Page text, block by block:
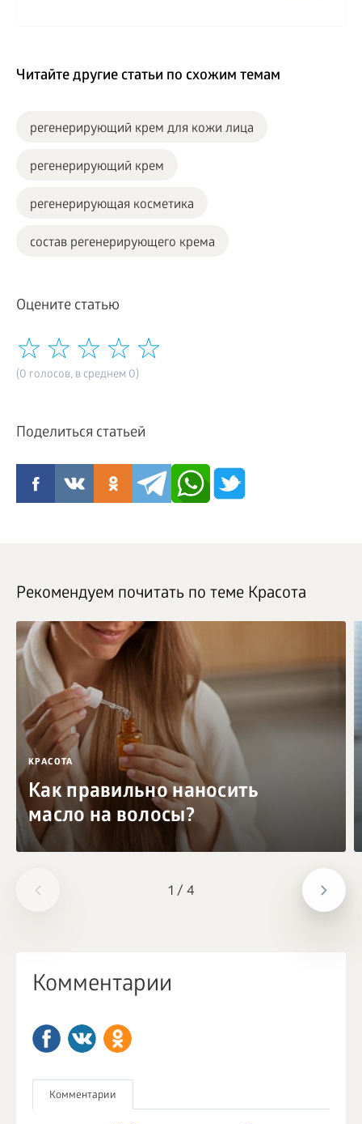
Читайте другие статьи по схожим темам
регенерирующий крем для кожи лица
регенерирующий крем
регенерирующая косметика
состав регенерирующего крема
Оцените статью
(0 голосов, в среднем 0)
Поделиться статьей
1 / 4
Рекомендуем почитать по теме Красота
КРАСОТА
Как правильно наносить
масло на волосы?
Комментарии
Комментарии